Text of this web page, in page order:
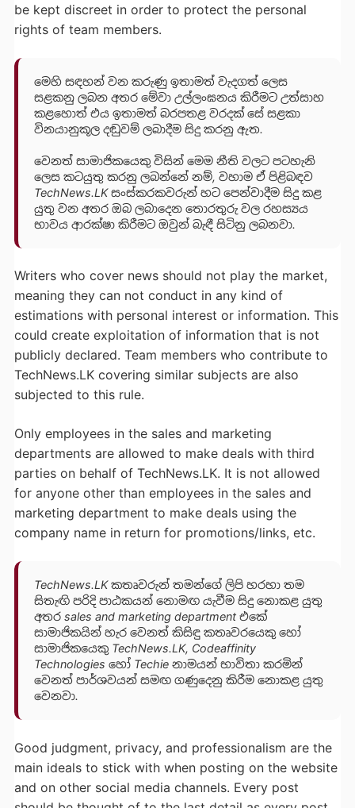
be kept discreet in order to protect the personal
rights of team members.
මෙහි සඳහන් වන කරුණු ඉතාමත් වැදගත් ලෙස
සළකනු ලබන අතර මේවා උල්ලංඝනය කිරීමට උත්සාහ
කළහොත් එය ඉතාමත් බරපතළ වරදක් සේ සළකා
විනයානුකූල දඬුවම් ලබාදීම සිදු කරනු ඇත.
වෙනත් සාමාජිකයෙකු විසින් මෙම නීති වලට පටහැනි
ලෙස කටයුතු කරනු ලබන්නේ නම්, වහාම ඒ පිළිබඳව
TechNews.LK සංස්කරකවරුන් හට පෙන්වාදීම සිදු කළ
යුතු වන අතර ඔබ ලබාදෙන තොරතුරු වල රහස්‍යය
භාවය ආරක්ෂා කිරීමට ඔවුන් බැඳී සිටිනු ලබනවා.
Writers who cover news should not play the market,
meaning they can not conduct in any kind of
estimations with personal interest or information. This
could create exploitation of information that is not
publicly declared. Team members who contribute to
TechNews.LK covering similar subjects are also
subjected to this rule.
Only employees in the sales and marketing
departments are allowed to make deals with third
parties on behalf of TechNews.LK. It is not allowed
for anyone other than employees in the sales and
marketing department to make deals using the
company name in return for promotions/links, etc.
TechNews.LK කතෘවරුන් තමන්ගේ ලිපි හරහා තම
සිතැඟි පරිදි පාඨකයන් නොමඟ යැවීම සිදු නොකළ යුතු
අතර sales and marketing department එකේ
සාමාජිකයින් හැර වෙනත් කිසිඳු කතෘවරයෙකු හෝ
සාමාජිකයෙකු TechNews.LK, Codeaffinity
Technologies හෝ Techie නාමයන් භාවිතා කරමින්
වෙනත් පාර්ශවයන් සමඟ ගණුදෙනු කිරීම නොකළ යුතු
වෙනවා.
Good judgment, privacy, and professionalism are the
main ideals to stick with when posting on the website
and on other social media channels. Every post